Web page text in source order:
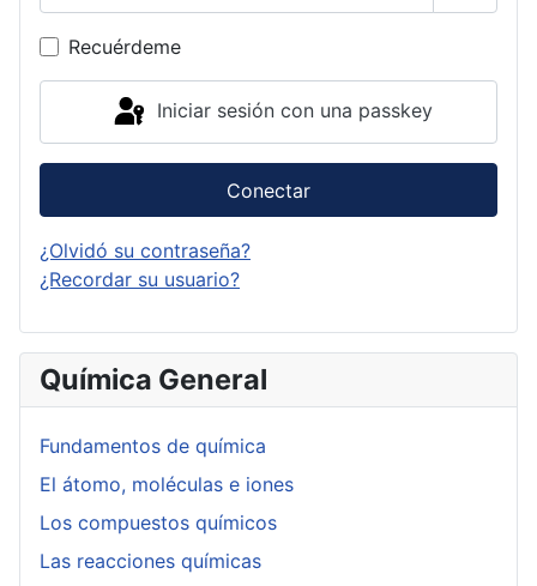
Recuérdeme
Iniciar sesión con una passkey
Conectar
¿Olvidó su contraseña?
¿Recordar su usuario?
Química General
Fundamentos de química
El átomo, moléculas e iones
Los compuestos químicos
Las reacciones químicas